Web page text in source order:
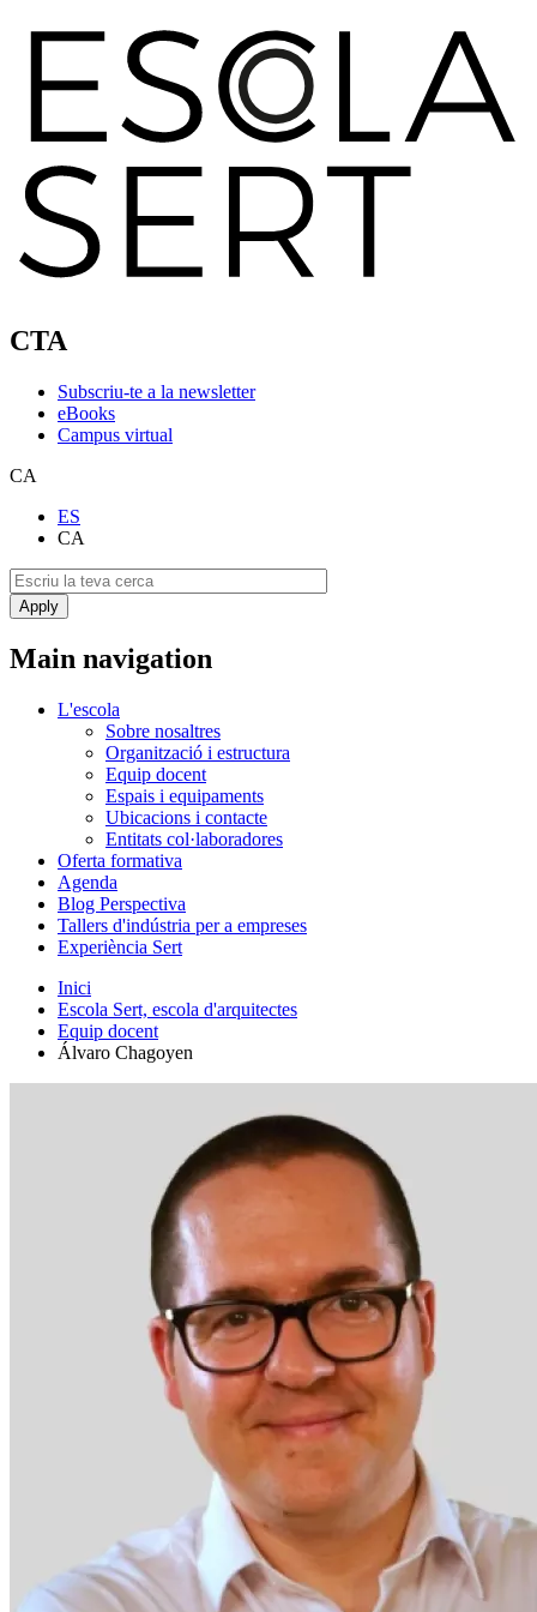
CTA
Subscriu-te a la newsletter
eBooks
Campus virtual
CA
ES
CA
Main navigation
L'escola
Sobre nosaltres
Organització i estructura
Equip docent
Espais i equipaments
Ubicacions i contacte
Entitats col·laboradores
Oferta formativa
Agenda
Blog Perspectiva
Tallers d'indústria per a empreses
Experiència Sert
Inici
Escola Sert, escola d'arquitectes
Equip docent
Álvaro Chagoyen